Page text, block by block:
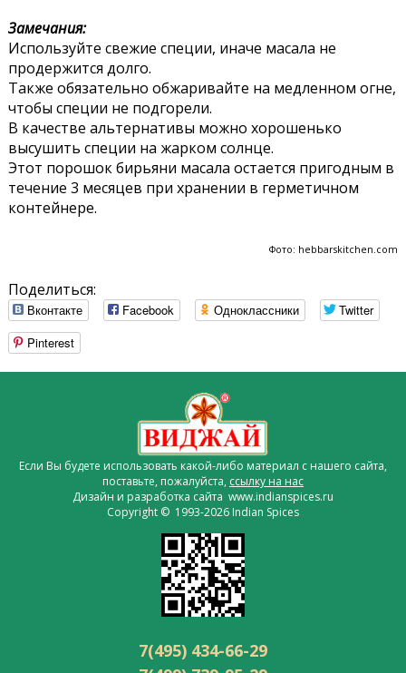
Замечания:
Используйте свежие специи, иначе масала не
продержится долго.
Также обязательно обжаривайте на медленном огне,
чтобы специи не подгорели.
В качестве альтернативы можно хорошенько
высушить специи на жарком солнце.
Этот порошок бирьяни масала остается пригодным в
течение 3 месяцев при хранении в герметичном
контейнере.
Фото: hebbarskitchen.com
Поделиться:
Вконтакте Facebook Одноклассники
Twitter
Pinterest
Если Вы будете использовать какой-либо материал с нашего сайта,
поставьте, пожалуйста, ссылку на нас
Дизайн и разработка сайта www.indianspices.ru
Copyright © 1993-2026 Indian Spices
7(495) 434-66-29